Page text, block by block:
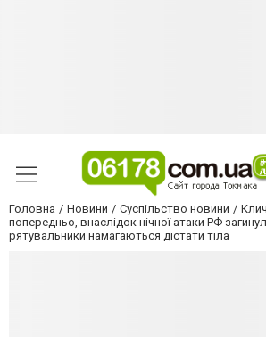
Головна Новини Суспільство новини
попередньо, внаслідок нічної атаки РФ
рятувальники намагаються дістати тіла